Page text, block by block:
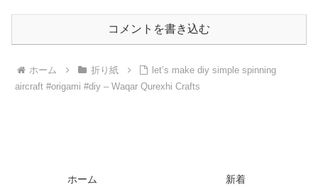
コメントを書き込む
ホーム 折り紙
let’s make diy simple spinning
aircraft #origami #diy – Waqar Qurexhi Crafts
ホーム 新着